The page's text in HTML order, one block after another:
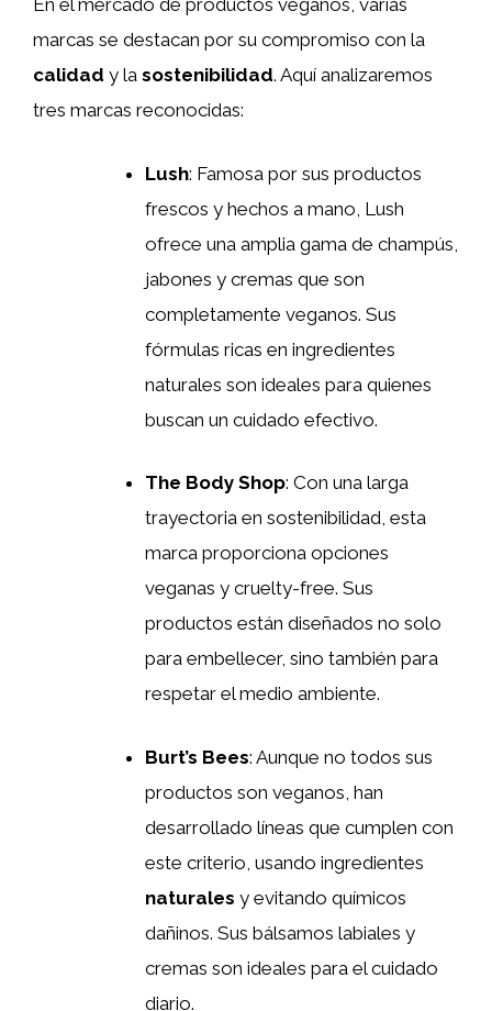
En el mercado de productos veganos, varias
marcas se destacan por su compromiso con la
calidad y la sostenibilidad. Aquí analizaremos
tres marcas reconocidas:
Lush: Famosa por sus productos
frescos y hechos a mano, Lush
ofrece una amplia gama de champús,
jabones y cremas que son
completamente veganos. Sus
fórmulas ricas en ingredientes
naturales son ideales para quienes
buscan un cuidado efectivo.
The Body Shop: Con una larga
trayectoria en sostenibilidad, esta
marca proporciona opciones
veganas y cruelty-free. Sus
productos están diseñados no solo
para embellecer, sino también para
respetar el medio ambiente.
Burt’s Bees: Aunque no todos sus
productos son veganos, han
desarrollado líneas que cumplen con
este criterio, usando ingredientes
naturales y evitando químicos
dañinos. Sus bálsamos labiales y
cremas son ideales para el cuidado
diario.